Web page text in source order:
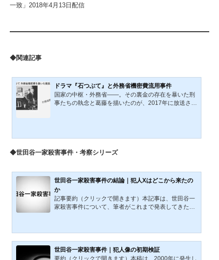
一致」2018年4月13日配信
◆関連記事
ドラマ『石つぶて』と外務省機密費流用事件
国家の中枢・外務省――。その裏金の存在を暴いた刑
事たちの執念と葛藤を描いたのが、2017年に放送され
の事件は、単なる汚職や個人の不正ではない。領収書
実態が明らかになっ...
◆世田谷一家殺害事件・考察シリーズ
世田谷一家殺害事件の結論｜犯人Xはどこから来たの
か
記事要約（クリックで開きます）本記事は、世田谷一
家殺害事件について、筆者がこれまで発表してきた考
再構成した総合整理記事である。事件当夜の再構築、
侵入経路、殺害順序、犯行後の長時間滞在、遺留品、
犯人像、捜査の限界を順に整理し、「完全な第三者に
よる侵入犯」という通説がどこまで妥当なのかを検討
世田谷一家殺害事件｜犯人像の初期検証
要約（クリックで開きます）本稿は、2000年に発生し